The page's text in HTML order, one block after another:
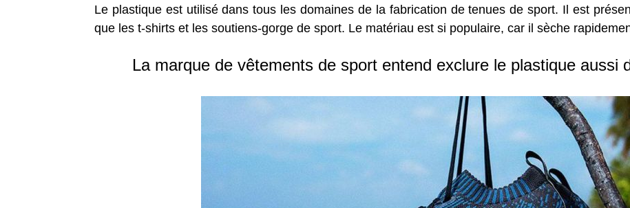
Le plastique est utilisé dans tous les domaines de la fabrication de tenues de sport. Il est
que les t-shirts et les soutiens-gorge de sport. Le matériau est si populaire, car il sèche
La marque de vêtements de sport entend exclure le plastique aussi